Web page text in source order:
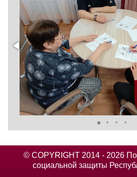
© COPYRIGHT 2014 - 2026
социальной защиты